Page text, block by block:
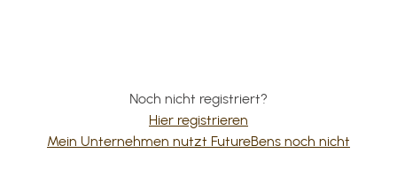
Noch nicht registriert?
Hier registrieren
Mein Unternehmen nutzt FutureBens noch nicht